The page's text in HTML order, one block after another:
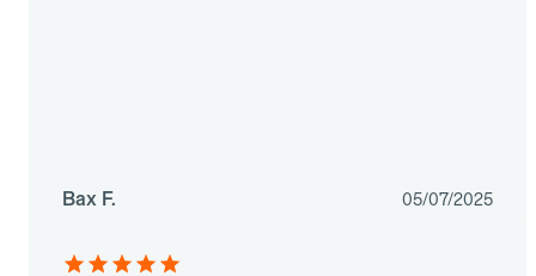
Bax F. 05/07/2025